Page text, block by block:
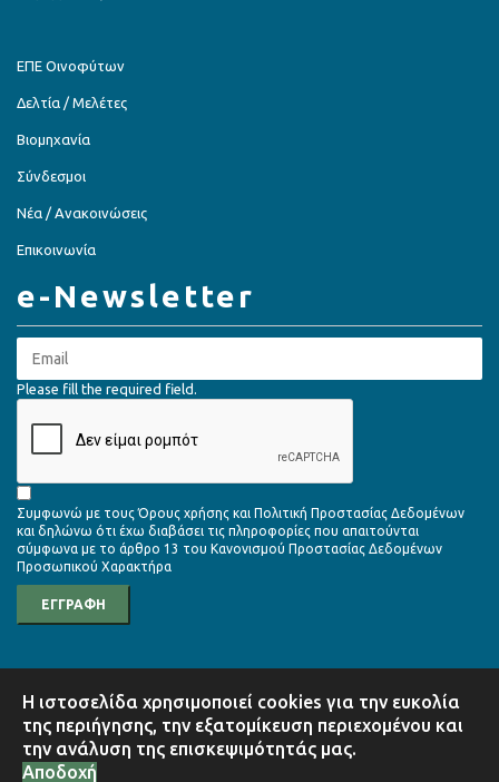
ΕΠΕ Οινοφύτων
Δελτία / Μελέτες
Βιομηχανία
Σύνδεσμοι
Νέα / Ανακοινώσεις
Επικοινωνία
e-Newsletter
Please fill the required field.
Συμφωνώ με τουςΌρους χρήσης και Πολιτική Προστασίας Δεδομένων
και δηλώνω ότι έχω διαβάσει τις πληροφορίες που απαιτούνται
σύμφωνα με το άρθρο 13 του Κανονισμού Προστασίας Δεδομένων
Προσωπικού Χαρακτήρα
ΕΓΓΡΑΦΗ
© 2026 Σύνδεσμος Βιομηχανιών Στερεάς Ελλάδας | Design by
i.D.Com Solutions
Η ιστοσελίδα χρησιμοποιεί cookies για την ευκολία
της περιήγησης, την εξατομίκευση περιεχομένου και
την ανάλυση της επισκεψιμότητάς μας.
Αποδοχή